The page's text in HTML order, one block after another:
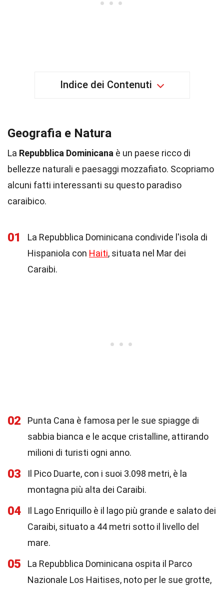
Indice dei Contenuti
Geografia e Natura
La Repubblica Dominicana è un paese ricco di
bellezze naturali e paesaggi mozzafiato. Scopriamo
alcuni fatti interessanti su questo paradiso
caraibico.
01
La Repubblica Dominicana condivide l'isola di
Hispaniola con Haiti, situata nel Mar dei
Caraibi.
02
Punta Cana è famosa per le sue spiagge di
sabbia bianca e le acque cristalline, attirando
milioni di turisti ogni anno.
03
Il Pico Duarte, con i suoi 3.098 metri, è la
montagna più alta dei Caraibi.
04
Il Lago Enriquillo è il lago più grande e salato dei
Caraibi, situato a 44 metri sotto il livello del
mare.
05
La Repubblica Dominicana ospita il Parco
Nazionale Los Haitises, noto per le sue grotte,